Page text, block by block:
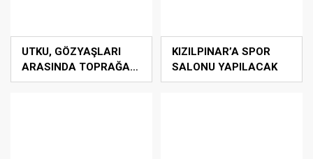
UTKU, GÖZYAŞLARI
ARASINDA TOPRAĞA
VERİLDİ
KIZILPINAR’A SPOR
SALONU YAPILACAK